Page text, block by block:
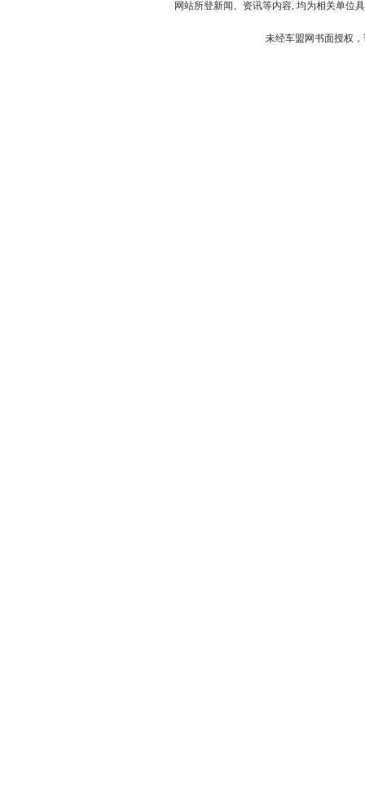
网站所登新闻、资讯等内容, 均为相关单位
未经车盟网书面授权，